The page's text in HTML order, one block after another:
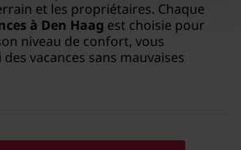
et les propriétaires. Chaque
à Den Haag est choisie pour
niveau de confort, vous
vacances sans mauvaises